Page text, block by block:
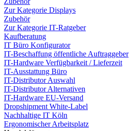
Zur Kategorie Displays
Zubehör
Zur Kategorie IT-Ratgeber
Kaufberatung
IT Büro Konfigurator
IT-Beschaffung öffentliche Auftraggeber
IT-Hardware Verfügbarkeit / Lieferzeit
IT-Ausstattung Büro
IT-Distributor Auswahl
IT-Distributor Alternativen
IT-Hardware EU-Versand
Dropshipment White-Label
Nachhaltige IT Köln
Ergonomischer Arbeitsplatz